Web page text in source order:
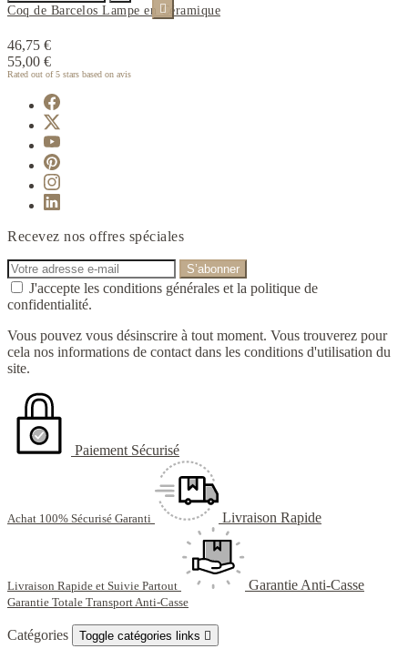
Coq de Barcelos Lampe en Céramique
46,75 €
55,00 €
Rated out of 5 stars based on avis

Recevez nos offres spéciales
J'accepte les conditions générales et la politique de
confidentialité.
Vous pouvez vous désinscrire à tout moment. Vous trouverez pour
cela nos informations de contact dans les conditions d'utilisation du
site.
Paiement Sécurisé
Achat 100% Sécurisé Garanti Livraison Rapide
Livraison Rapide et Suivie Partout Garantie Anti-Casse
Garantie Totale Transport Anti-Casse
Catégories Toggle catégories links 